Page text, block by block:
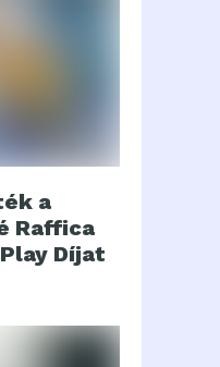
a
Raffica
Díjat